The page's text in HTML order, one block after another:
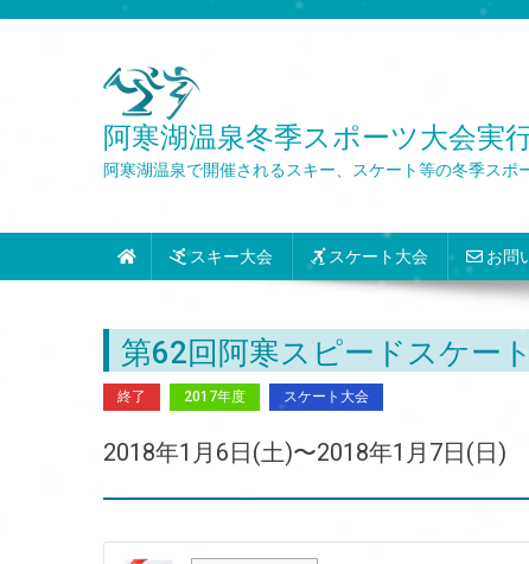
阿寒湖温泉冬季スポーツ大会実
阿寒湖温泉で開催されるスキー、スケート等の冬季スポ
スキー大会 スケート大会 お問
第62回阿寒スピードスケー
終了 2017年度 スケート大会
2018年1月6日(土)〜2018年1月7日(日)